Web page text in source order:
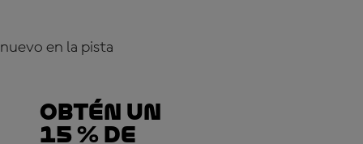
en la pista
Obtén un
15 % de